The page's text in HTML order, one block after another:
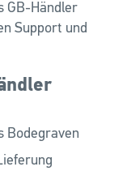
GB-Händler
Support und
Bodegraven